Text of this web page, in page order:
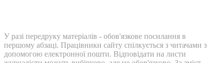
У разі передруку матеріалів - обов'язкове посилання в
першому абзаці. Працівники сайту спілкується з читачами з
допомогою електронної пошти. Відповідати на листи